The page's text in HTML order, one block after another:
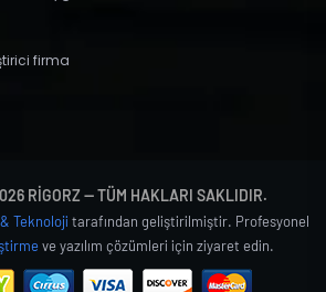
firma
RIGORZ — TÜM HAKLARI SAKLIDIR.
Teknoloji tarafından geliştirilmiştir. Profesyonel
ve yazılım çözümleri için ziyaret edin.